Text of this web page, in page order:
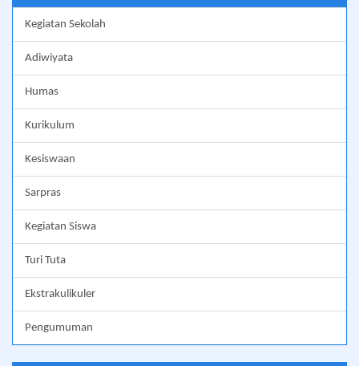
Kegiatan Sekolah
Adiwiyata
Humas
Kurikulum
Kesiswaan
Sarpras
Kegiatan Siswa
Turi Tuta
Ekstrakulikuler
Pengumuman